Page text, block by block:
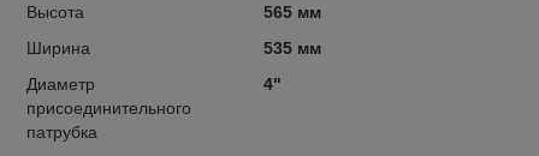
Высота
565 мм
Ширина
535 мм
Диаметр
присоединительного
патрубка
4"